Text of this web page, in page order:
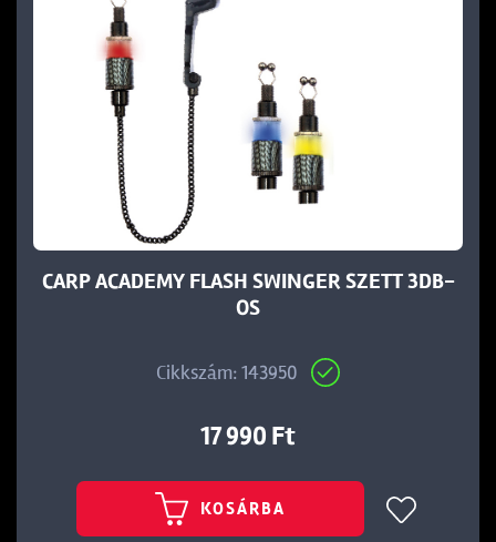
CARP ACADEMY FLASH SWINGER SZETT 3DB-
OS
Cikkszám: 143950
17 990 Ft
KOSÁRBA